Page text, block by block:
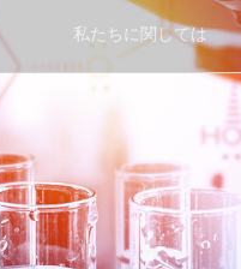
私たちに関しては